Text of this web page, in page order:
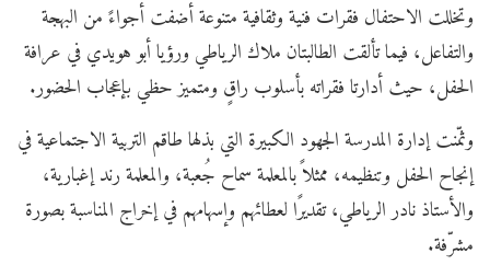
وتخللت الاحتفال فقرات فنية وثقافية متنوعة أضفت أجواءً من البهجة
والتفاعل، فيما تألقت الطالبتان ملاك الرياطي ورؤيا أبو هويدي في عرافة
الحفل، حيث أدارتا فقراته بأسلوب راقٍ ومتميز حظي بإعجاب الحضور.
وثمّنت إدارة المدرسة الجهود الكبيرة التي بذلها طاقم التربية الاجتماعية في
إنجاح الحفل وتنظيمه، ممثلاً بالمعلمة سماح جُعبة، والمعلمة رند إغبارية،
والأستاذ نادر الرياطي، تقديرًا لعطائهم وإسهامهم في إخراج المناسبة بصورة
مشرّفة.